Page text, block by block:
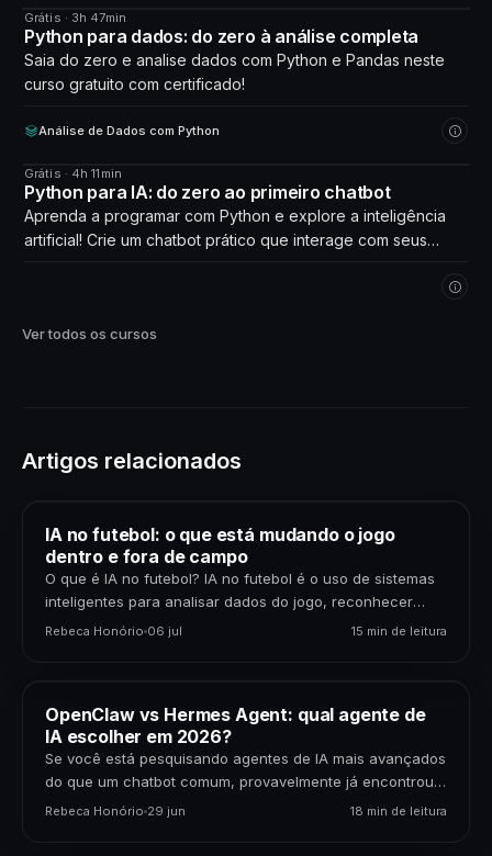
CURSO
Grátis · 3h 47min
Python para dados: do zero à análise completa
Saia do zero e analise dados com Python e Pandas neste
curso gratuito com certificado!
Análise de Dados com Python
CURSO
Grátis · 4h 11min
Python para IA: do zero ao primeiro chatbot
Aprenda a programar com Python e explore a inteligência
artificial! Crie um chatbot prático que interage com seus
Ver todos os cursos
Artigos relacionados
IA no futebol: o que está mudando o jogo
dentro e fora de campo
O que é IA no futebol? IA no futebol é o uso de sistemas
inteligentes para analisar dados do jogo, reconhecer
padrões, gerar previsões,…
Rebeca Honório 06 jul 15 min de leitura
OpenClaw vs Hermes Agent: qual agente de
IA escolher em 2026?
Se você está pesquisando agentes de IA mais avançados
do que um chatbot comum, provavelmente já encontrou
dois nomes: OpenClaw e Hermes Agent. Os…
Rebeca Honório 29 jun 18 min de leitura